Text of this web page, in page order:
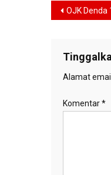
OJK Denda 151 Pelaku Manipulasi Saham
Alamat
Komentar*